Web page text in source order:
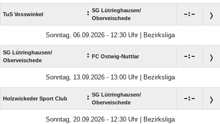
TuS Vosswinkel : SG Lütringhausen/​
Oberveischede
:
Sonntag, 06.09.2026 - 12:30 Uhr | Bezirksliga
SG Lütringhausen/​
Oberveischede
: FC Ostwig-Nuttlar :
Sonntag, 13.09.2026 - 13:00 Uhr | Bezirksliga
Holzwickeder Sport Club : SG Lütringhausen/​
Oberveischede
:
Sonntag, 20.09.2026 - 12:30 Uhr | Bezirksliga